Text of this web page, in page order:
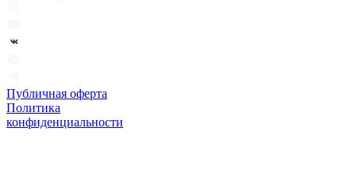
Публичная оферта
Политика
конфиденциальности